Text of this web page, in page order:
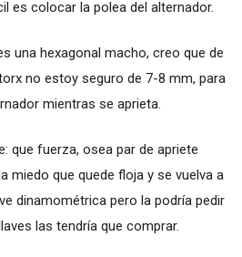
es colocar la polea del alternador.
una hexagonal macho, creo que de
no estoy seguro de 7-8 mm, para
mientras se aprieta.
que fuerza, osea par de apriete
miedo que quede floja y se vuelva a
dinamométrica pero la podría pedir
las tendría que comprar.